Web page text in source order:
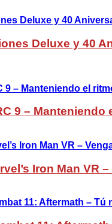
Deluxe y 40
9 – Manteniendo
Iron Man VR